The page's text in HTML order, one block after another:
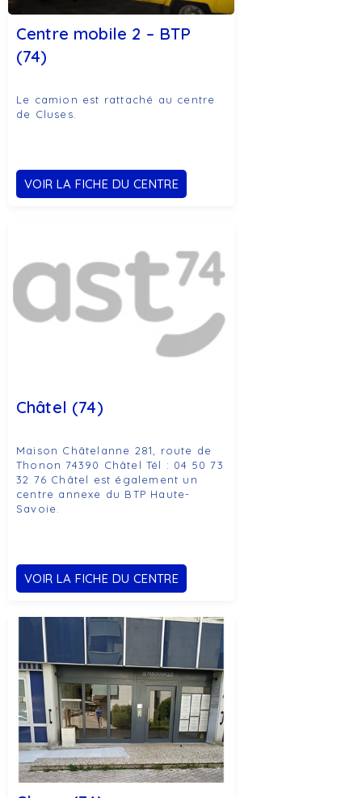
Centre mobile 2 – BTP
(74)
Le camion est rattaché au centre
de Cluses.
VOIR LA FICHE DU CENTRE
Châtel (74)
Maison Châtelanne 281, route de
Thonon 74390 Châtel Tél : 04 50 73
32 76 Châtel est également un
centre annexe du BTP Haute-
Savoie.
VOIR LA FICHE DU CENTRE